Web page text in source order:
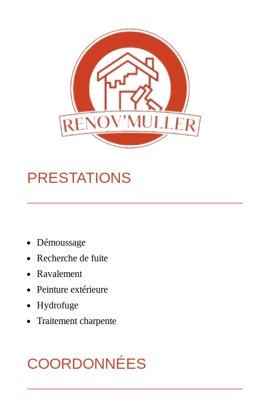
PRESTATIONS
Démoussage
Recherche de fuite
Ravalement
Peinture extérieure
Hydrofuge
Traitement charpente
COORDONNÉES